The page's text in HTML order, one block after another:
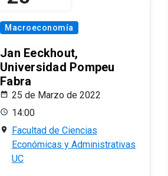
Macroeconomía
Jan Eeckhout,
Universidad Pompeu
Fabra
25 de Marzo de 2022
14:00
Facultad de Ciencias
Económicas y Administrativas
UC